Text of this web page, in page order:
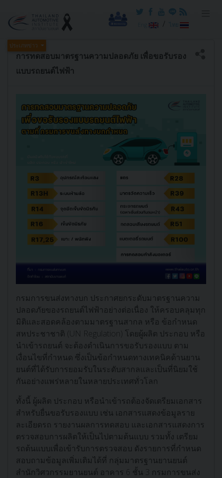
/ ไทย
ประเภทข่าว
การทดสอบมาตรฐานความปลอดภัย เพื่อขอรับรอง
แบบรถยนต์ไฟฟ้า
กรมการขนส่งทางบก ประกาศยกระดับมาตรฐานความ
ปลอดภัยของรถยนต์ไฟฟ้าอย่างต่อเนื่อง ให้ครอบคลุมทุก
มิติและสอดคล้องตามมาตรฐานสากล หรือ ข้อกำหนด
สหประชาชาติ (UN Regulation) โดยผู้ผลิต ประกอบ หรือ
นำเข้ารถยนต์ จะต้องดำเนินการขอรับรองแบบ ตาม
เงื่อนไขที่กำหนด ซึ่งเป็นข้อกำหนดทางเทคนิคด้านยาน
ยนต์ที่ได้รับการยอมรับในระดับสากลและเป็นที่นิยมใช้
กันอย่างแพร่หลายในหลายประเทศทั่วโลก
ทั้งนี้ ผู้ผลิต ประกอบ หรือนําเข้ารถต้องจัดเตรียมเอกสาร
สำหรับยื่นขอรับรองแบบ เช่น เอกสารแสดงข้อมูลราย
ละเอียดรถ รายงานผลการทดสอบ และเอกสารแสดงการ
ตรวจสอบการผลิตให้เป็นไปตามต้นแบบ รวมทั้ง เตรียม
รถต้นแบบเพื่อเข้ารับการตรวจสอบ ดังรายการที่กำหนด
สอบถามข้อมูลเพิ่มเติมได้ที่ กลุ่มมาตรฐานยานยนต์
สำนักวิศวกรรมยานยนต์ อาคาร 6 ชั้น 3 กรมการขนส่ง